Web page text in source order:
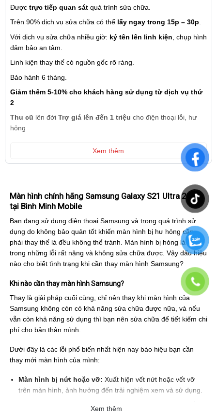
Màn hình chính hãng Samsung Galaxy S21 Ultra 2021
tại Bình Minh Mobile
Bạn đang sử dụng điện thoại Samsung và trong quá trình sử
dụng do không bảo quản tốt khiến màn hình bị hư hỏng cần
phải thay thế là đều không thể tránh. Màn hình bị hỏng là một
trong những lỗi rất nặng và không sửa chữa được. Vậy dấu hiệu
nào cho biết tình trạng khi cần thay màn hình Samsung?
Khi nào cần thay màn hình Samsung?
Thay là giải pháp cuối cùng, chỉ nên thay khi màn hình của
Samsung không còn có khả năng sửa chữa được nữa, và nếu
vẫn còn khả năng sử dụng thì bạn nên sửa chữa để tiết kiếm chi
phí cho bản thân mình.
Dưới đây là các lỗi phổ biến nhất hiện nay báo hiệu bạn cần
thay mới màn hình của mình:
Màn hình bị nứt hoặc vỡ: Xuất hiện vết nứt hoặc vết vỡ
trên màn hình, ảnh hưởng đến trải nghiệm xem và sử dụng.
Hiển thị màu sắc bất thường:
Xem thêm
Được trực tiếp quan sátquá trình sửa chữa.
Trên 90% dịch vụ sửa chữa có thể lấy ngay trong 15p – 30p.
Với dịch vụ sửa chữa nhiều giờ: ký tên lên linh kiện , chụp hình
đảm bảo an tâm.
Linh kiện thay thế có nguồn gốc rõ ràng.
Bảo hành 6 tháng.
Giảm thêm 5-10% cho khách hàng sử dụng từ dịch vụ thứ
2
Thu cũ lên đờiTrợ giá lên đến 1 triệu cho điện thoại lỗi, hư
hỏng
Xem thêm